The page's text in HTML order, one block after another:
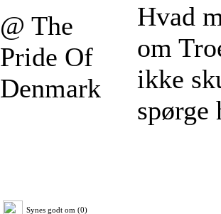
@ The
Pride Of
Denmark
Synes godt om (0)
Hvad
om
ikke
spørge